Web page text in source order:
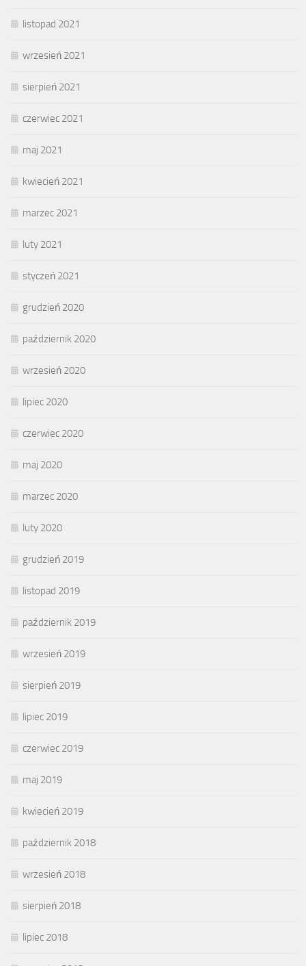
listopad 2021
wrzesień 2021
sierpień 2021
czerwiec 2021
maj 2021
kwiecień 2021
marzec 2021
luty 2021
styczeń 2021
grudzień 2020
październik 2020
wrzesień 2020
lipiec 2020
czerwiec 2020
maj 2020
marzec 2020
luty 2020
grudzień 2019
listopad 2019
październik 2019
wrzesień 2019
sierpień 2019
lipiec 2019
czerwiec 2019
maj 2019
kwiecień 2019
październik 2018
wrzesień 2018
sierpień 2018
lipiec 2018